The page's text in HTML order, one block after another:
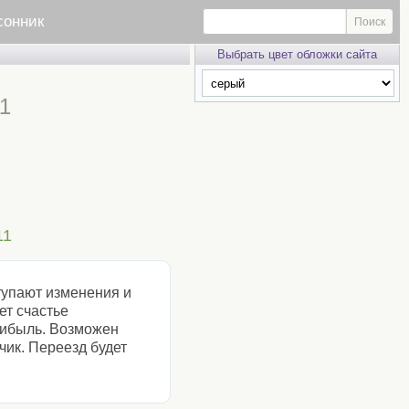
изменения и
счастье
Возможен
Переезд будет
Выбрать цвет обложки сайта